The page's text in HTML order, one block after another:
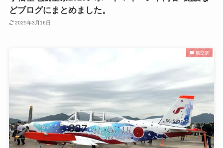
どブログにまとめました。
2025年3月16日
航空祭